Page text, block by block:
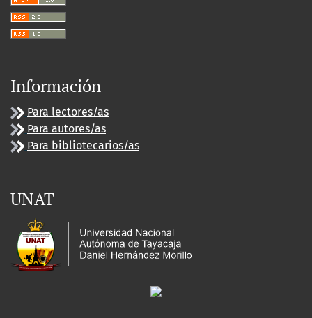
Información
Para lectores/as
Para autores/as
Para bibliotecarios/as
UNAT